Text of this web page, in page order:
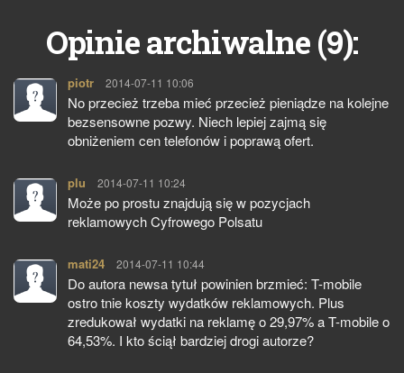
Opinie archiwalne (9):
piotr pisze:
2014-07-11 10:06
No przecież trzeba mieć przecież pieniądze na kolejne
bezsensowne pozwy. Niech lepiej zajmą się
obniżeniem cen telefonów i poprawą ofert.
plu pisze:
2014-07-11 10:24
Może po prostu znajdują się w pozycjach
reklamowych Cyfrowego Polsatu
mati24 pisze:
2014-07-11 10:44
Do autora newsa tytuł powinien brzmieć: T-mobile
ostro tnie koszty wydatków reklamowych. Plus
zredukował wydatki na reklamę o 29,97% a T-mobile o
64,53%. I kto ściął bardziej drogi autorze?